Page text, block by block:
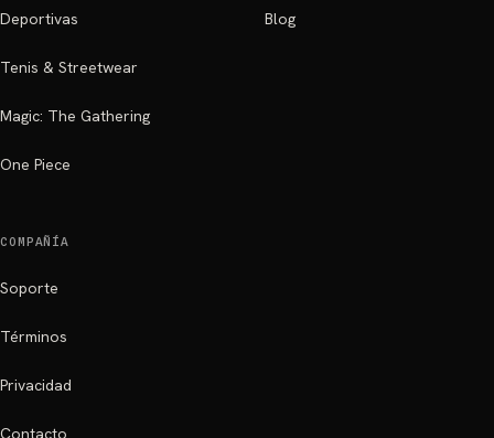
Deportivas
Tenis & Streetwear
Magic: The Gathering
One Piece
Blog
COMPAÑÍA
Soporte
Términos
Privacidad
Contacto